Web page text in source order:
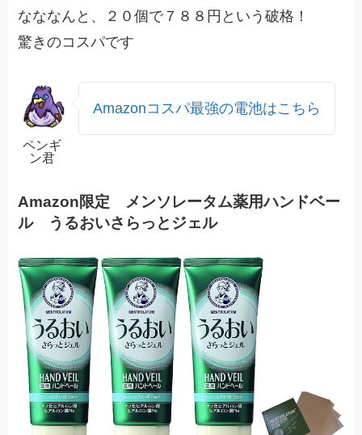
なななんと、２０個で７８８円という破格！
驚きのコスパです
ペンギ
ン君
Amazonコスパ最強の電池はこちら
Amazon限定 メンソレータム薬用ハンドベー
ル うるおいさらっとジェル